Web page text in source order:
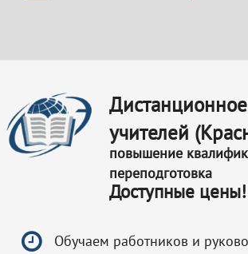
учителей
повышение
переподготовка
Доступные цены!
Обучаем работников и